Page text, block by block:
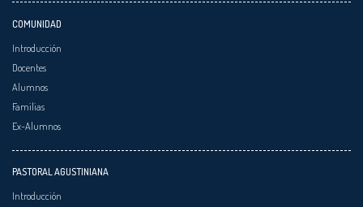
COMUNIDAD
Introducción
Docentes
Alumnos
Familias
Ex-Alumnos
PASTORAL AGUSTINIANA
Introducción